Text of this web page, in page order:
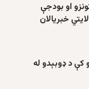
او بودجې
خبریالان
کې د ډوبېدو له